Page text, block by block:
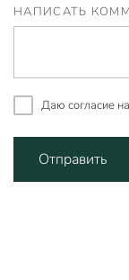
НАПИСАТЬ
Даю согласие на
Отправить